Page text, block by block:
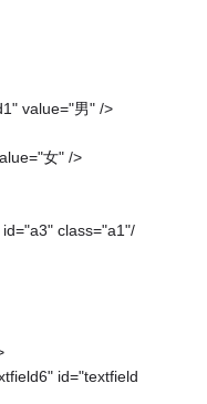
value="男" />
女" />
class="a1"/
id="textfield